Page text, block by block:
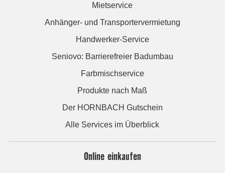
Mietservice
Anhänger- und Transportervermietung
Handwerker-Service
Seniovo: Barrierefreier Badumbau
Farbmischservice
Produkte nach Maß
Der HORNBACH Gutschein
Alle Services im Überblick
Online einkaufen